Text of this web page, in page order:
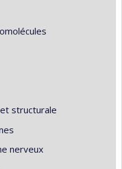
structurale
nerveux